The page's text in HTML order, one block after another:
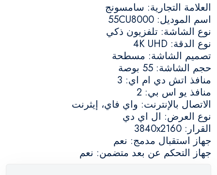
العلامة التجارية: سامسونج
اسم الموديل: 55CU8000
نوع الشاشة: تلفزيون ذكي
نوع الدقة: 4K UHD
تصميم الشاشة: مسطحة
حجم الشاشة: 55 بوصة
منافذ اتش دي ام اي: 3
منافذ يو اس بي: 2
الاتصال بالإنترنت: واي فاي، إيثرنت
نوع العرض: ال اي دي
القرار: 3840x2160
جهاز استقبال مدمج: نعم
جهاز التحكم عن بعد متضمن: نعم